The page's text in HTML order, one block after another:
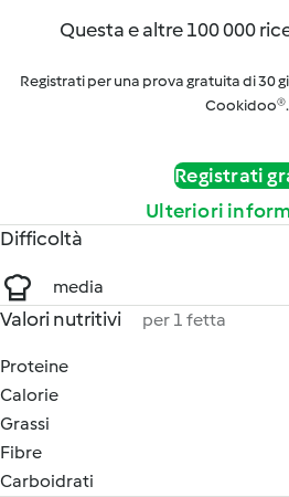
Questa e altre 100 000
Registrati per una prova gratuita di 30
Cookidoo®.
Registrati
Ulteriori
Difficoltà
media
Valori nutritivi per 1 fetta
Proteine
Calorie
Grassi
Fibre
Carboidrati